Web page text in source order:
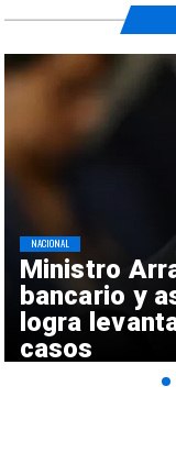
Ministro
bancario y
logra
casos
NACIONAL